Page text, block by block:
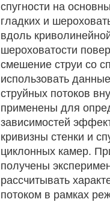
спугности на
гладких и
вдоль
шероховатости
смешение струи со
использовать
струйных потоков
применены для
зависимостей
кривизны стенки и
циклонных камер.
получены
рассчитывать
потоком в рамках